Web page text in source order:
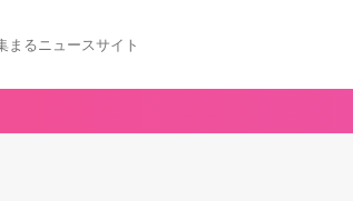
まるニュースサイト